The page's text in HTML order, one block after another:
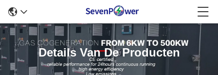
Details Van De Producten